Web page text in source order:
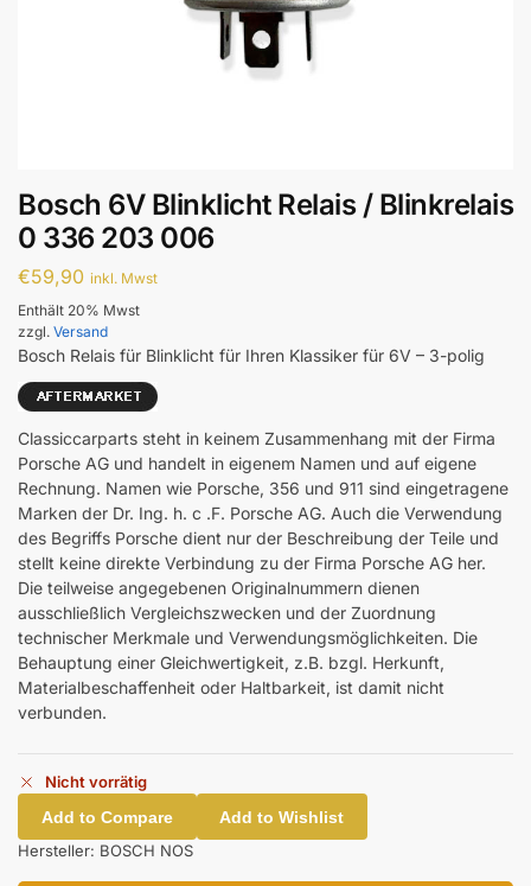
Bosch 6V Blinklicht Relais / Blinkrelais
0 336 203 006
€59,90 inkl. Mwst
Enthält 20% Mwst
zzgl. Versand
Bosch Relais für Blinklicht für Ihren Klassiker für 6V – 3-polig
Classiccarparts steht in keinem Zusammenhang mit der Firma
Porsche AG und handelt in eigenem Namen und auf eigene
Rechnung. Namen wie Porsche, 356 und 911 sind eingetragene
Marken der Dr. Ing. h. c .F. Porsche AG. Auch die Verwendung
des Begriffs Porsche dient nur der Beschreibung der Teile und
stellt keine direkte Verbindung zu der Firma Porsche AG her.
Die teilweise angegebenen Originalnummern dienen
ausschließlich Vergleichszwecken und der Zuordnung
technischer Merkmale und Verwendungsmöglichkeiten. Die
Behauptung einer Gleichwertigkeit, z.B. bzgl. Herkunft,
Materialbeschaffenheit oder Haltbarkeit, ist damit nicht
verbunden.
Nicht vorrätig
Add to Compare
Add to Wishlist
Hersteller: BOSCH NOS